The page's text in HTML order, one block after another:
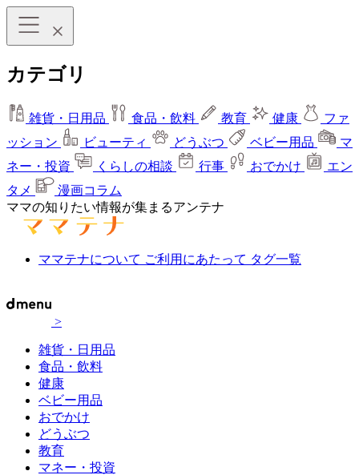
カテゴリ
雑貨・日用品 食品・飲料 教育 健康
ファ
ッション
ビューティ どうぶつ ベビー用品
マ
ネー・投資
くらしの相談 行事 おでかけ
エン
タメ
漫画コラム
ママの知りたい情報が集まるアンテナ
ママテナについて ご利用にあたって タグ一覧
>
雑貨・日用品
食品・飲料
健康
ベビー用品
おでかけ
どうぶつ
教育
マネー・投資